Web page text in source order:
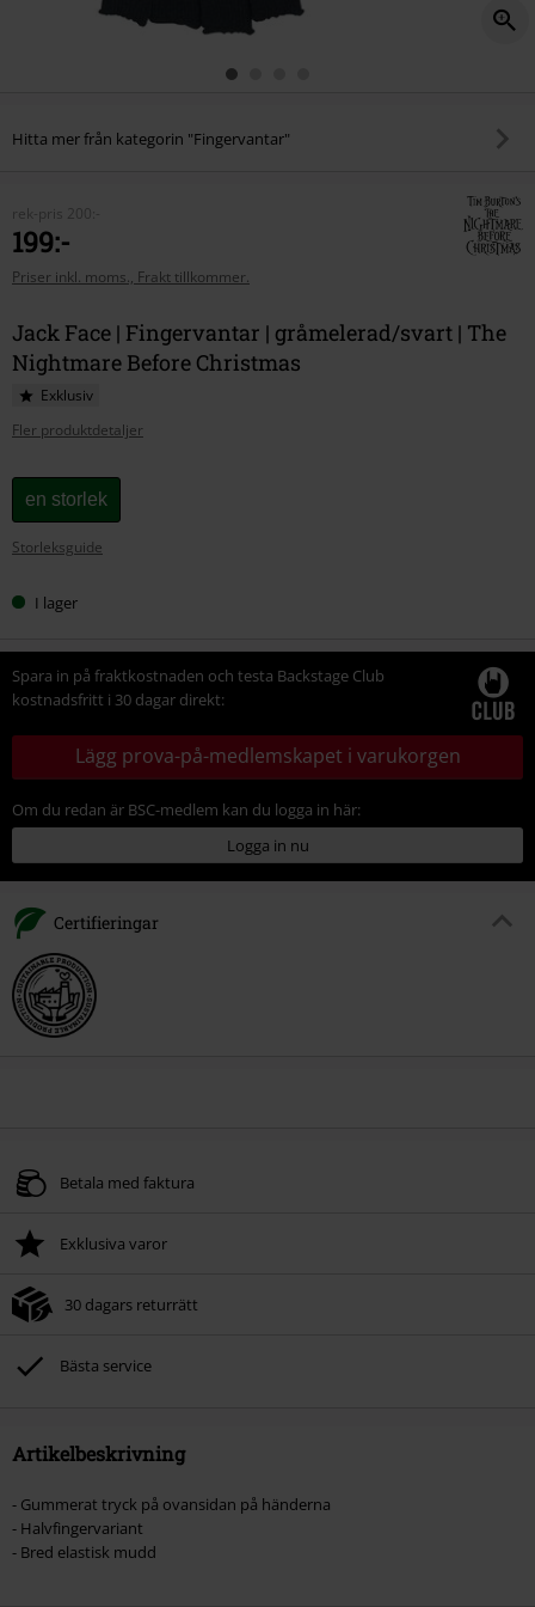
Hitta mer från kategorin "Fingervantar"
rek-pris 200:-
199:-
Priser inkl. moms., Frakt tillkommer.
Jack Face | Fingervantar | gråmelerad/svart | The
Nightmare Before Christmas
Exklusiv
Fler produktdetaljer
Välj
din
storlek
en storlek
Storleksguide
I lager
Spara in på fraktkostnaden och testa Backstage Club
kostnadsfritt i 30 dagar direkt:
Lägg prova-på-medlemskapet i varukorgen
Om du redan är BSC-medlem kan du logga in här:
Logga in nu
Certifieringar
Betala med faktura
Exklusiva varor
30 dagars returrätt
Bästa service
Artikelbeskrivning
- Gummerat tryck på ovansidan på händerna
- Halvfingervariant
- Bred elastisk mudd